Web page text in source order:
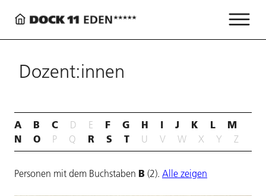
Dozent:innen
A B C D E F G H I J K L
M
N
O P Q R S T U V W X Y Z
Personen mit dem Buchstaben B (2). Alle zeigen